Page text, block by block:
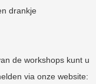
drankje
de workshops kunt u
via onze website: